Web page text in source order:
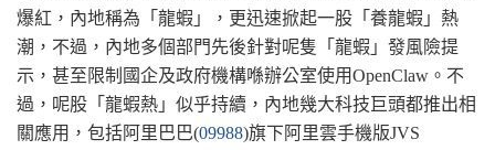
爆紅，內地稱為「龍蝦」，更迅速掀起一股「養龍蝦」熱
潮，不過，內地多個部門先後針對呢隻「龍蝦」發風險提
示，甚至限制國企及政府機構喺辦公室使用OpenClaw。不
過，呢股「龍蝦熱」似乎持續，內地幾大科技巨頭都推出相
關應用，包括阿里巴巴(09988)旗下阿里雲手機版JVS